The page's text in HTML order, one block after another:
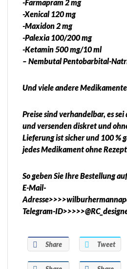
-Farmapram 2 mg
-Xenical 120 mg
-Maxidon 2 mg
-Palexia 100/200 mg
-Ketamin 500 mg/10 ml
– Nembutal Pentobarbital-
Und viele andere
Preise sind verhandelbar, es
und versenden diskret und
Lieferung ist sicher und 100 %
jedes Medikament ohne
So geben Sie Ihre Bestellung
E-Mail-
Telegram-
Share Tweet